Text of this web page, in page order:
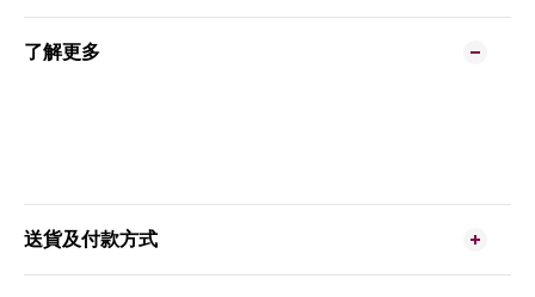
了解更多
送貨及付款方式